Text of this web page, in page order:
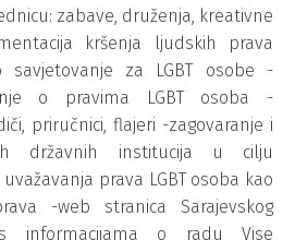
zabave, druženja, kreativne
kršenja ljudskih prava
savjetovanje za LGBT osobe -
o pravima LGBT osoba -
priručnici, flajeri -zagovaranje i
državnih institucija u cilju
prava LGBT osoba kao
-web stranica Sarajevskog
informacijama o radu Vise